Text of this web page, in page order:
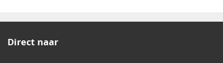
Direct naar